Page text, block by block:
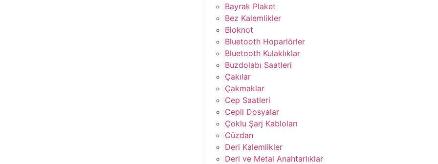
Bayrak Plaket
Bez Kalemlikler
Bloknot
Bluetooth Hoparlörler
Bluetooth Kulaklıklar
Buzdolabı Saatleri
Çakılar
Çakmaklar
Cep Saatleri
Cepli Dosyalar
Çoklu Şarj Kabloları
Cüzdan
Deri Kalemlikler
Deri ve Metal Anahtarlıklar